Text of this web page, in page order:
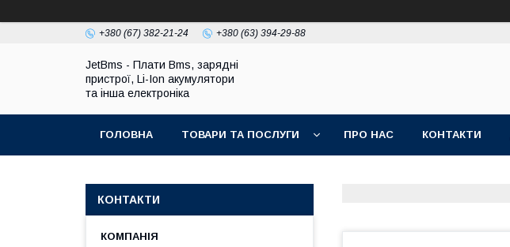
+380 (67) 382-21-24 +380 (63) 394-29-88
JetBms - Плати Bms, зарядні
пристрої, Li-Ion акумулятори
та інша електроніка
ГОЛОВНА ТОВАРИ ТА ПОСЛУГИ ПРО НАС КОНТАКТИ
КОНТАКТИ